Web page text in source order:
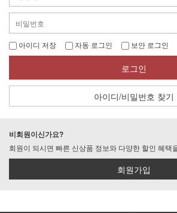
아이디 저장 자동 로그인 보안 로그인
로그인
아이디/비밀번호 찾기
비회원이신가요?
회원이 되시면 빠른 신상품 정보와 다양한 할인 혜택
회원가입